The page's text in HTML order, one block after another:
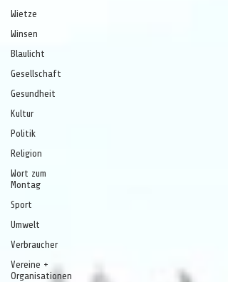
Wietze
Winsen
Blaulicht
Gesellschaft
Gesundheit
Kultur
Politik
Religion
Wort zum
Montag
Sport
Umwelt
Verbraucher
Vereine +
Organisationen